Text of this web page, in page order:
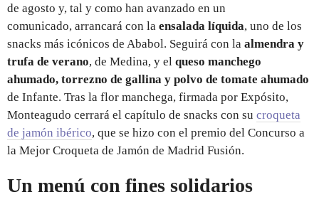
de agosto y, tal y como han avanzado en un
comunicado, arrancará con la ensalada líquida, uno de los
snacks más icónicos de Ababol. Seguirá con la almendra y
trufa de verano, de Medina, y el queso manchego
ahumado, torrezno de gallina y polvo de tomate ahumado
de Infante. Tras la flor manchega, firmada por Expósito,
Monteagudo cerrará el capítulo de snacks con su croqueta
de jamón ibérico, que se hizo con el premio del Concurso a
la Mejor Croqueta de Jamón de Madrid Fusión.
Un menú con fines solidarios